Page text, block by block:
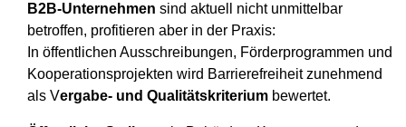
B2B-Unternehmen sind aktuell nicht unmittelbar
betroffen, profitieren aber in der Praxis:
In öffentlichen Ausschreibungen, Förderprogrammen und
Kooperationsprojekten wird Barrierefreiheit zunehmend
als Vergabe- und Qualitätskriterium bewertet.